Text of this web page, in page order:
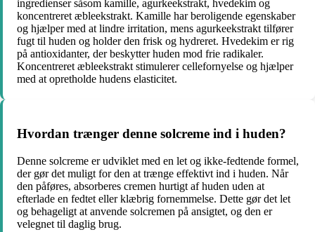
ingredienser såsom kamille, agurkeekstrakt, hvedekim og
koncentreret æbleekstrakt. Kamille har beroligende egenskaber
og hjælper med at lindre irritation, mens agurkeekstrakt tilfører
fugt til huden og holder den frisk og hydreret. Hvedekim er rig
på antioxidanter, der beskytter huden mod frie radikaler.
Koncentreret æbleekstrakt stimulerer cellefornyelse og hjælper
med at opretholde hudens elasticitet.
Hvordan trænger denne solcreme ind i huden?
Denne solcreme er udviklet med en let og ikke-fedtende formel,
der gør det muligt for den at trænge effektivt ind i huden. Når
den påføres, absorberes cremen hurtigt af huden uden at
efterlade en fedtet eller klæbrig fornemmelse. Dette gør det let
og behageligt at anvende solcremen på ansigtet, og den er
velegnet til daglig brug.